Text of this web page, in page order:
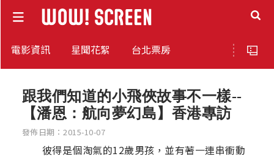
電影資訊 星聞花絮 台北票房
跟我們知道的小飛俠故事不一樣--
【潘恩：航向夢幻島】香港專訪
發佈日期：2015-10-07
彼得是個淘氣的12歲男孩，並有著一連串衝動